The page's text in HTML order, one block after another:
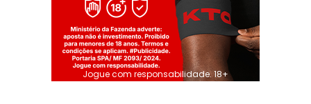
Jogue com responsabilidade. 18+